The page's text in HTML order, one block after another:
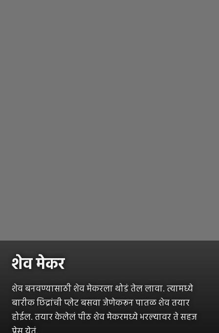
शेव मेकर
शेव बनवण्यासाठी शेव मेकरला थोडं तेल लावा. त्यामध्ये
बारीक छिद्रांची प्लेट बसवा जेणेकरून पातळ शेव तयार
होईल. तयार केलेलं पीठ शेव मेकरमध्ये भरल्यावर ते सहज